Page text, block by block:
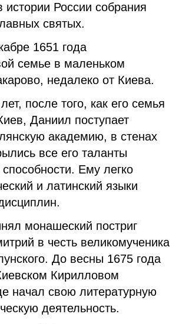
истории России собрания
святых.
1651 года
семье в маленьком
недалеко от Киева.
после того, как его семья
Даниил поступает
академию, в стенах
все его таланты
Ему легко
и латинский языки
монашеский постриг
в честь великомученика
До весны 1675 года
Кирилловом
начал свою литературную
деятельность.